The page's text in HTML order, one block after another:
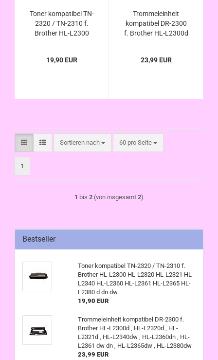
Toner kompatibel TN-
2320 / TN-2310 f.
Brother HL-L2300
HL-L2361 HL-L2365
19,90 EUR
Trommeleinheit
kompatibel DR-2300
f. Brother HL-L2300d
L2340dw , HL-
23,99 EUR
Sortieren nach
Sortieren nach 60 pro Seite
pro Seite
1
1 bis 2 (von insgesamt 2)
Bestseller
Toner kompatibel TN-2320 / TN-2310 f.
Brother HL-L2300 HL-L2320 HL-L2321 HL-
L2340 HL-L2360 HL-L2361 HL-L2365 HL-
L2380 d dn dw
19,90 EUR
Trommeleinheit kompatibel DR-2300 f.
Brother HL-L2300d , HL-L2320d , HL-
L2321d , HL-L2340dw , HL-L2360dn , HL-
L2361 dw dn , HL-L2365dw , HL-L2380dw
23,99 EUR